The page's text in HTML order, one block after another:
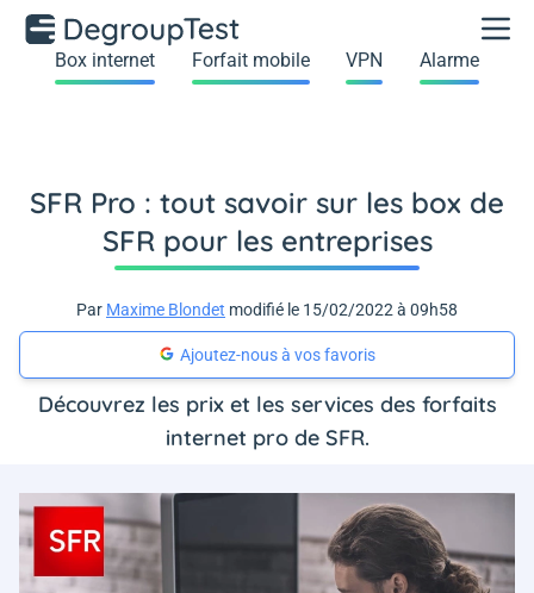
Box internet Forfait mobile VPN Alarme
SFR Pro : tout savoir sur les box de
SFR pour les entreprises
Par Maxime Blondet modifié le 15/02/2022 à 09h58
Ajoutez-nous à vos favoris
Découvrez les prix et les services des forfaits
internet pro de SFR.